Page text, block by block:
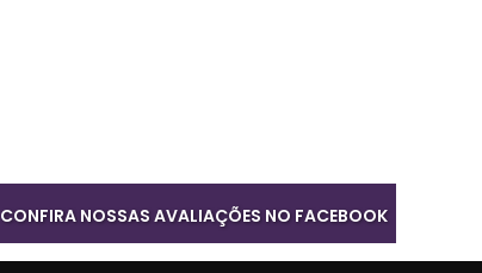
CONFIRA NOSSAS AVALIAÇÕES NO FACEBOOK